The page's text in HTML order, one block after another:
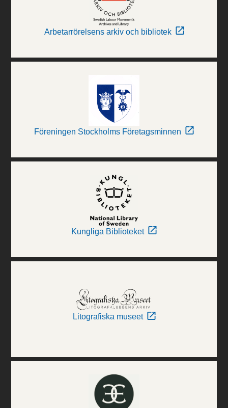
Arbetarrörelsens arkiv och bibliotek
Föreningen Stockholms Företagsminnen
Kungliga Biblioteket
Litografiska museet